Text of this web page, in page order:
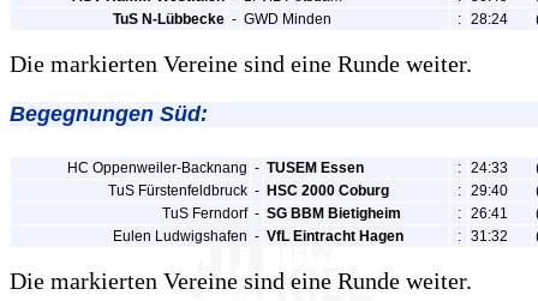
TuS N-Lübbecke - GWD Minden : 28:24
Die markierten Vereine sind eine Runde weiter.
Begegnungen Süd:
HC Oppenweiler-Backnang - TUSEM Essen : 24:33
TuS Fürstenfeldbruck - HSC 2000 Coburg : 29:40
TuS Ferndorf - SG BBM Bietigheim : 26:41
Eulen Ludwigshafen - VfL Eintracht Hagen : 31:32
Die markierten Vereine sind eine Runde weiter.